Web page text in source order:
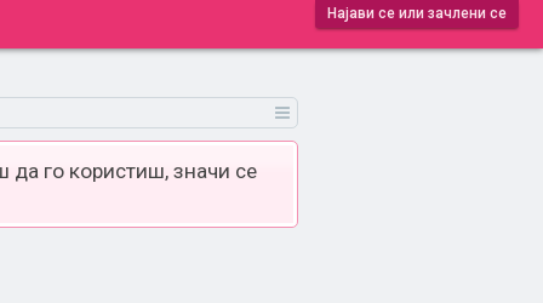
Најави се или зачлени се
да го користиш, значи се